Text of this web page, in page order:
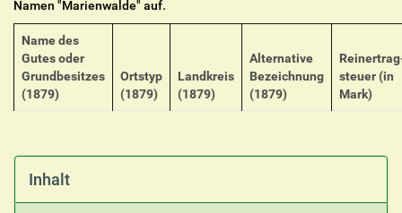
Namen "Marienwalde" auf.
Name des
Gutes oder
Grundbesitzes
(1879)
Ortstyp
(1879)
Landkreis
(1879)
Alternative
Bezeichnung
(1879)
steuer (in
Mark)
Inhalt